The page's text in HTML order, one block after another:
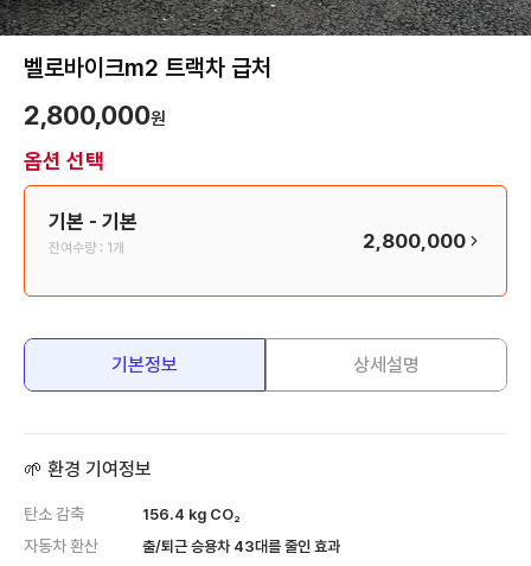
벨로바이크m2 트랙차 급처
2,800,000원
옵션 선택
기본 - 기본
잔여수량 : 1개 2,800,000
기본정보 상세설명
🌱 환경 기여정보
탄소 감축 156.4 kg CO₂
자동차 환산 출/퇴근 승용차 43대를 줄인 효과